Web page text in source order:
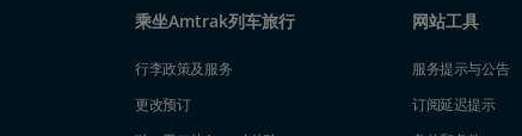
乘坐Amtrak列车旅行
行李政策及服务
更改预订
网站工具
服务提示与公告
订阅延迟提示